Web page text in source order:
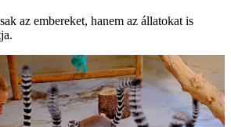
az embereket, hanem az állatokat is